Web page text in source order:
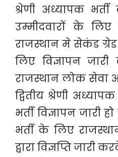
श्रेणी अध्यापक
उम्मीदवारों के
राजस्थान मे सेकंड
लिए विज्ञापन
राजस्थान लोक सेवा
द्वितीय श्रेणी
भर्ती विज्ञापन जारी
भर्ती के लिए
द्वारा विज्ञप्ति